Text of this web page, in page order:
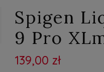
Spigen
9 Pro
139,00 zł